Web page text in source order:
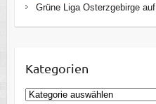
Grüne Liga Osterzgebirge auf
Kategorien
K